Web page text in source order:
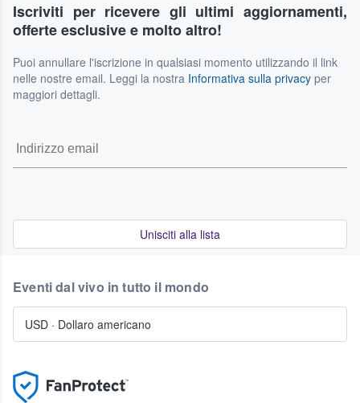
Iscriviti per ricevere gli ultimi aggiornamenti,
offerte esclusive e molto altro!
Puoi annullare l'iscrizione in qualsiasi momento utilizzando il link
nelle nostre email. Leggi la nostra Informativa sulla privacy per
maggiori dettagli.
Unisciti alla lista
Eventi dal vivo in tutto il mondo
USD · Dollaro americano